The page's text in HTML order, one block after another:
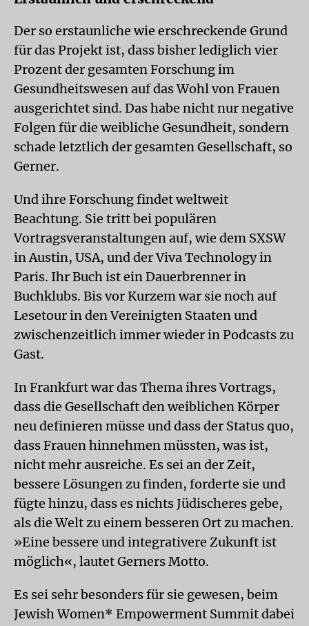
Der so erstaunliche wie erschreckende Grund
für das Projekt ist, dass bisher lediglich vier
Prozent der gesamten Forschung im
Gesundheitswesen auf das Wohl von Frauen
ausgerichtet sind. Das habe nicht nur negative
Folgen für die weibliche Gesundheit, sondern
schade letztlich der gesamten Gesellschaft, so
Gerner.
Und ihre Forschung findet weltweit
Beachtung. Sie tritt bei populären
Vortragsveranstaltungen auf, wie dem SXSW
in Austin, USA, und der Viva Technology in
Paris. Ihr Buch ist ein Dauerbrenner in
Buchklubs. Bis vor Kurzem war sie noch auf
Lesetour in den Vereinigten Staaten und
zwischenzeitlich immer wieder in Podcasts zu
Gast.
In Frankfurt war das Thema ihres Vortrags,
dass die Gesellschaft den weiblichen Körper
neu definieren müsse und dass der Status quo,
dass Frauen hinnehmen müssten, was ist,
nicht mehr ausreiche. Es sei an der Zeit,
bessere Lösungen zu finden, forderte sie und
fügte hinzu, dass es nichts Jüdischeres gebe,
als die Welt zu einem besseren Ort zu machen.
»Eine bessere und integrativere Zukunft ist
möglich«, lautet Gerners Motto.
Es sei sehr besonders für sie gewesen, beim
Jewish Women* Empowerment Summit dabei